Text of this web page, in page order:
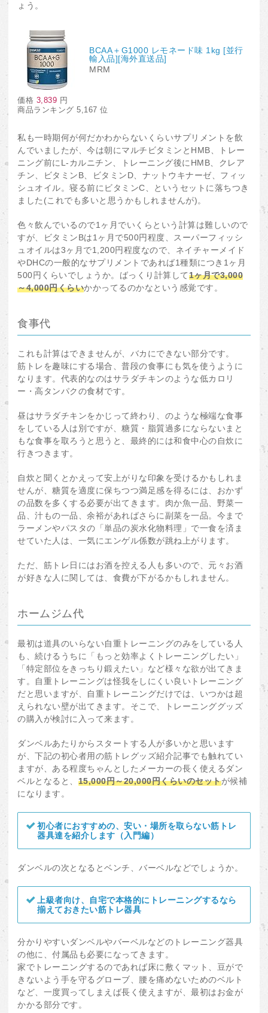
ょう。
BCAA＋G1000 レモネード味 1kg [並行
輸入品][海外直送品]
MRM
価格 3,839 円
商品ランキング 5,167 位
私も一時期何が何だかわからないくらいサプリメントを飲
んでいましたが、今は朝にマルチビタミンとHMB、トレー
ニング前にL-カルニチン、トレーニング後にHMB、クレア
チン、ビタミンB、ビタミンD、ナットウキナーゼ、フィッ
シュオイル。寝る前にビタミンC、というセットに落ちつき
ました(これでも多いと思うかもしれませんが)。
色々飲んでいるので1ヶ月でいくらという計算は難しいので
すが、ビタミンBは1ヶ月で500円程度、スーパーフィッシ
ュオイルは3ヶ月で1,200円程度なので、ネイチャーメイド
やDHCの一般的なサプリメントであれば1種類につき1ヶ月
500円くらいでしょうか。ばっくり計算して1ヶ月で3,000
～4,000円くらいかかってるのかなという感覚です。
食事代
これも計算はできませんが、バカにできない部分です。
筋トレを趣味にする場合、普段の食事にも気を使うように
なります。代表的なのはサラダチキンのような低カロリ
ー・高タンパクの食材です。
昼はサラダチキンをかじって終わり、のような極端な食事
をしている人は別ですが、糖質・脂質過多にならないまと
もな食事を取ろうと思うと、最終的には和食中心の自炊に
行きつきます。
自炊と聞くとかえって安上がりな印象を受けるかもしれま
せんが、糖質を適度に保ちつつ満足感を得るには、おかず
の品数を多くする必要が出てきます。肉か魚一品、野菜一
品、汁もの一品、余裕があればさらに副菜を一品。今まで
ラーメンやパスタの「単品の炭水化物料理」で一食を済ま
せていた人は、一気にエンゲル係数が跳ね上がります。
ただ、筋トレ日にはお酒を控える人も多いので、元々お酒
が好きな人に関しては、食費が下がるかもしれません。
ホームジム代
最初は道具のいらない自重トレーニングのみをしている人
も、続けるうちに「もっと効率よくトレーニングしたい」
「特定部位をきっちり鍛えたい」など様々な欲が出てきま
す。自重トレーニングは怪我をしにくい良いトレーニング
だと思いますが、自重トレーニングだけでは、いつかは超
えられない壁が出てきます。そこで、トレーニンググッズ
の購入が検討に入って来ます。
ダンベルあたりからスタートする人が多いかと思います
が、下記の初心者用の筋トレグッズ紹介記事でも触れてい
ますが、ある程度ちゃんとしたメーカーの長く使えるダン
ベルとなると、 15,000円～20,000円くらいのセットが候補
になります。
初心者におすすめの、安い・場所を取らない筋トレ
器具達を紹介します（入門編）
ダンベルの次となるとベンチ、バーベルなどでしょうか。
上級者向け、自宅で本格的にトレーニングするなら
揃えておきたい筋トレ器具
分かりやすいダンベルやバーベルなどのトレーニング器具
の他に、付属品も必要になってきます。
家でトレーニングするのであれば床に敷くマット、豆がで
きないよう手を守るグローブ、腰を痛めないためのベルト
など、一度買ってしまえば長く使えますが、最初はお金が
かかる部分です。